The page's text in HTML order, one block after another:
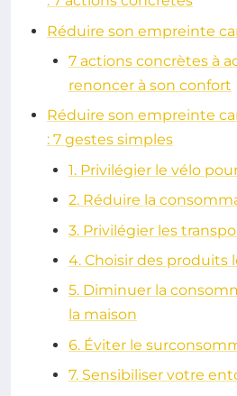
Réduire son empreinte
7 actions concrètes à
renoncer à son confort
Réduire son empreinte
: 7 gestes simples
1. Privilégier le vélo
2. Réduire la
3. Privilégier les
4. Choisir des produits
5. Diminuer la
la maison
6. Éviter le
7. Sensibiliser votre